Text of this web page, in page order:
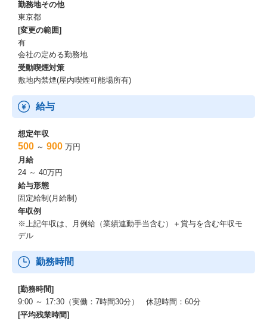
勤務地その他
東京都
[変更の範囲]
有
会社の定める勤務地
受動喫煙対策
敷地内禁煙(屋内喫煙可能場所有)
給与
想定年収
500 ～ 900 万円
月給
24 ～ 40万円
給与形態
固定給制(月給制)
年収例
※上記年収は、月例給（業績連動手当含む）＋賞与を含む年収モ
デル
勤務時間
[勤務時間]
9:00 ～ 17:30（実働：7時間30分） 休憩時間：60分
[平均残業時間]